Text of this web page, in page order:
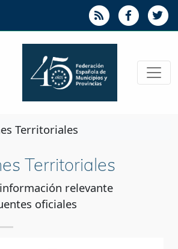
Territoriales
Territoriales
relevante
oficiales